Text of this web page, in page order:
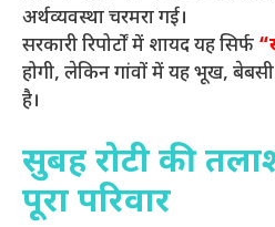
अर्थव्यवस्था चरमरा गई।
सरकारी रिपोर्टों में शायद यह सिर्फ
होगी, लेकिन गांवों में यह भूख, बेबसी
है।
सुबह रोटी की
पूरा परिवार